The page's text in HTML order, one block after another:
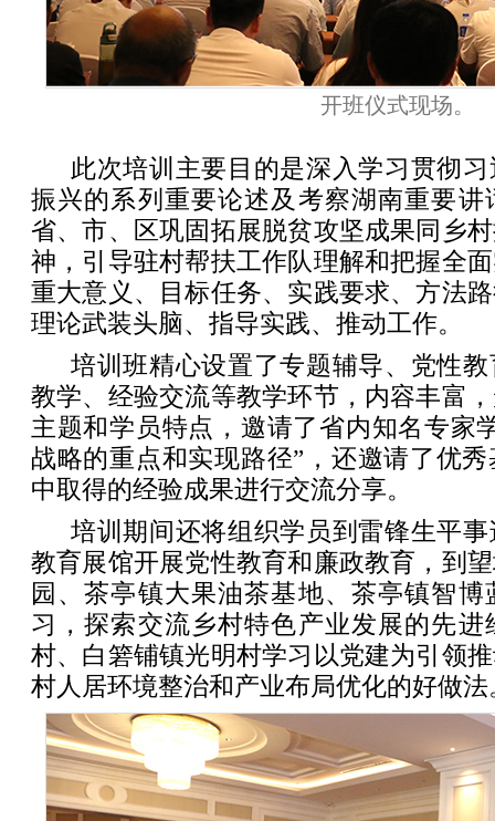
开班仪式现场。
此次培训主要目的是深入学习贯彻
振兴的系列重要论述及考察湖南重要讲
省、市、区巩固拓展脱贫攻坚成果同乡
神，引导驻村帮扶工作队理解和把握全
重大意义、目标任务、实践要求、方法
理论武装头脑、指导实践、推动工作。
培训班精心设置了专题辅导、党性
教学、经验交流等教学环节，内容丰富
主题和学员特点，邀请了省内知名专家
战略的重点和实现路径”，还邀请了优
中取得的经验成果进行交流分享。
培训期间还将组织学员到雷锋生平
教育展馆开展党性教育和廉政教育，到
园、茶亭镇大果油茶基地、茶亭镇智
习，探索交流乡村特色产业发展的先进
村、白箬铺镇光明村学习以党建为引领
村人居环境整治和产业布局优化的好做法